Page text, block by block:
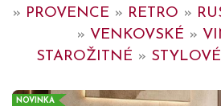
» PROVENCE » RETRO »
» VENKOVSKÉ »
STAROŽITNÉ » STYLOVÉ
NOVINKA